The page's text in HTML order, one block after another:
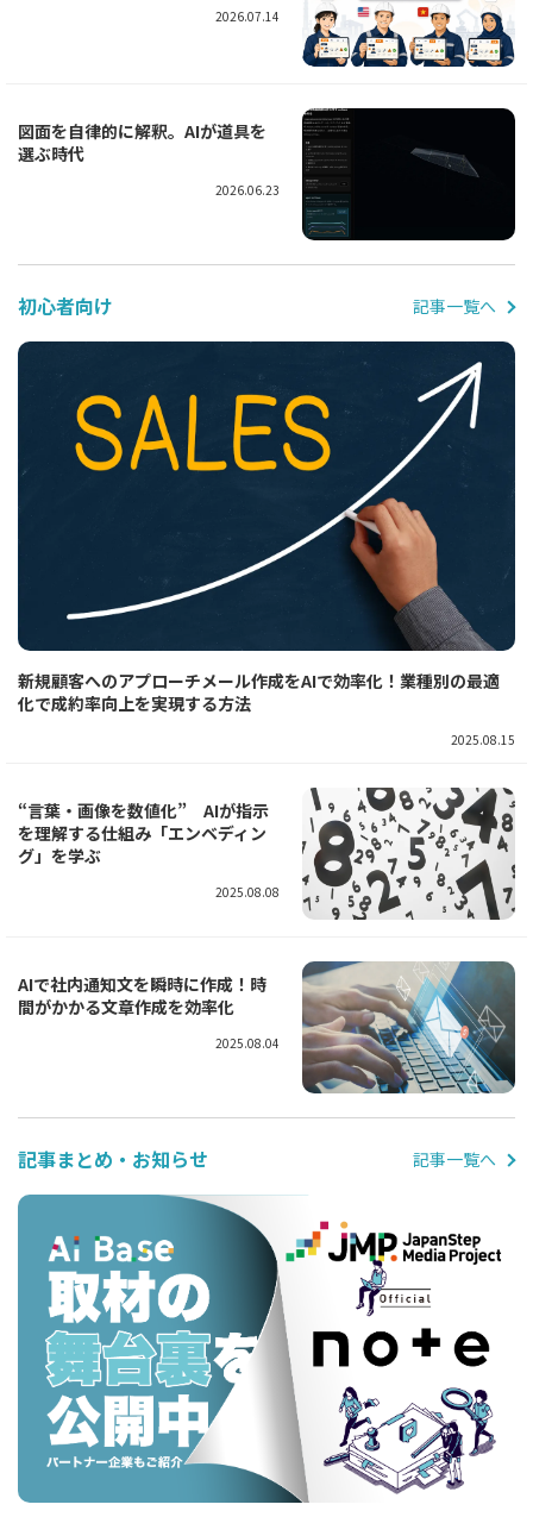
2026.07.14
図面を自律的に解釈。AIが道具を
選ぶ時代
2026.06.23
初心者向け 記事一覧へ
新規顧客へのアプローチメール作成をAIで効率化！業種別の最適
化で成約率向上を実現する方法
2025.08.15
“言葉・画像を数値化” AIが指示
を理解する仕組み「エンベディン
グ」を学ぶ
2025.08.08
AIで社内通知文を瞬時に作成！時
間がかかる文章作成を効率化
2025.08.04
記事まとめ・お知らせ 記事一覧へ